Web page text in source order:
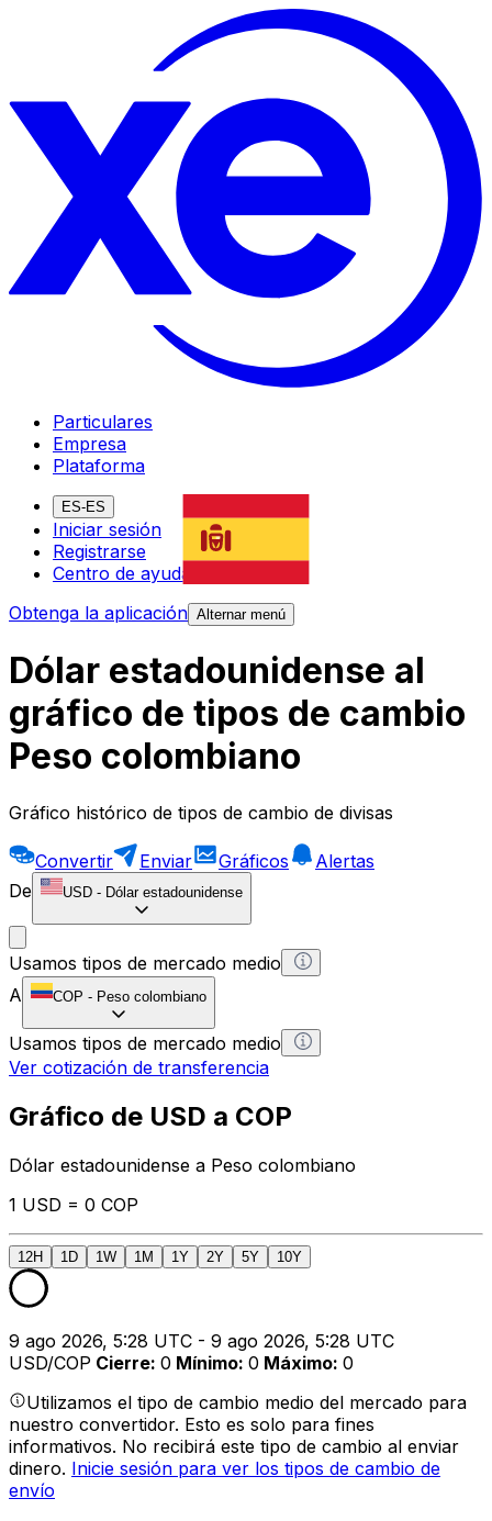
Particulares
Empresa
Plataforma
ES-ES
Iniciar sesión
Registrarse
Centro de ayuda
Obtenga la aplicación Alternar menú
Dólar estadounidense al
gráfico de tipos de cambio
Peso colombiano
Gráfico histórico de tipos de cambio de divisas
Convertir Enviar Gráficos
Alertas
De
USD - Dólar estadounidense
Usamos tipos de mercado medio
A
COP - Peso colombiano
Usamos tipos de mercado medio
Ver cotización de transferencia
Gráfico de USD a COP
Dólar estadounidense a Peso colombiano
1 USD = 0 COP
12H 1D 1W 1M 1Y 2Y 5Y 10Y
9 ago 2026, 5:28 UTC - 9 ago 2026, 5:28 UTC
USD/COP Cierre: 0 Mínimo: 0 Máximo: 0
Utilizamos el tipo de cambio medio del mercado para
nuestro convertidor. Esto es solo para fines
informativos. No recibirá este tipo de cambio al enviar
dinero. Inicie sesión para ver los tipos de cambio de
envío